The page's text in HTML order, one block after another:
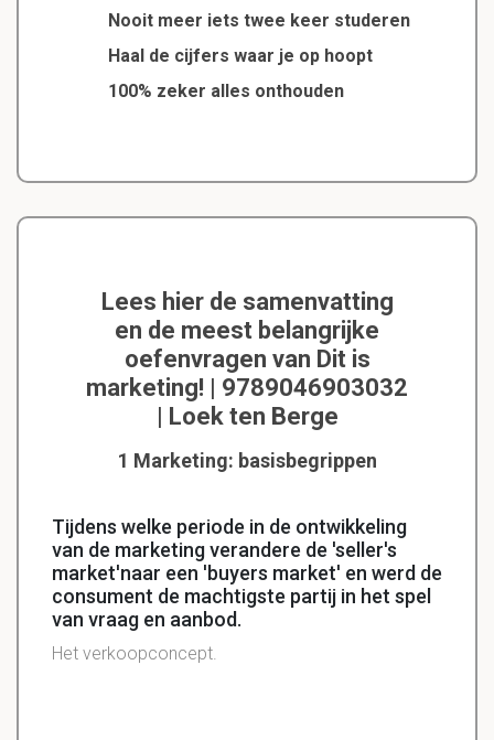
Nooit meer iets twee keer studeren
Haal de cijfers waar je op hoopt
100% zeker alles onthouden
Lees hier de samenvatting
en de meest belangrijke
oefenvragen van Dit is
marketing! | 9789046903032
| Loek ten Berge
1 Marketing: basisbegrippen
Tijdens welke periode in de ontwikkeling
van de marketing verandere de 'seller's
market'naar een 'buyers market' en werd de
consument de machtigste partij in het spel
van vraag en aanbod.
Het verkoopconcept.